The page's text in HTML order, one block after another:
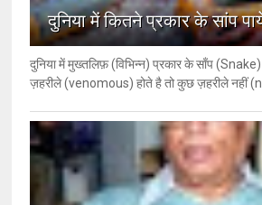
दुनिया में कितने प्रकार के सांप
दुनिया में मुख्तलिफ़ (विभिन्न) प्रकार के साँप
ज़हरीले (venomous) होते है तो कुछ ज़हरीले नहीं